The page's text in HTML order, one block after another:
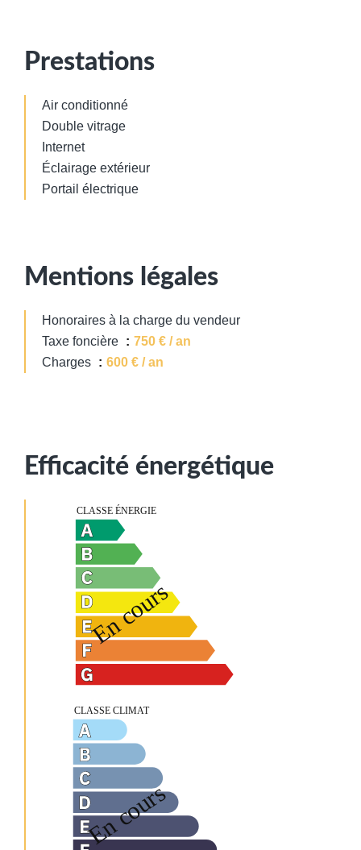
Prestations
Air conditionné
Double vitrage
Internet
Éclairage extérieur
Portail électrique
Mentions légales
Honoraires à la charge du vendeur
Taxe foncière
750 € / an
Charges
600 € / an
Efficacité énergétique